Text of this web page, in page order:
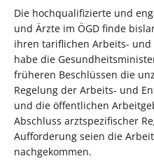
Die hochqualifizierte und
und Ärzte im ÖGD finde
ihren tariflichen Arbeits-
habe die
früheren Beschlüssen die
Regelung der Arbeits- und
und die öffentlichen
Abschluss arztspezifischer
Aufforderung seien die
nachgekommen.